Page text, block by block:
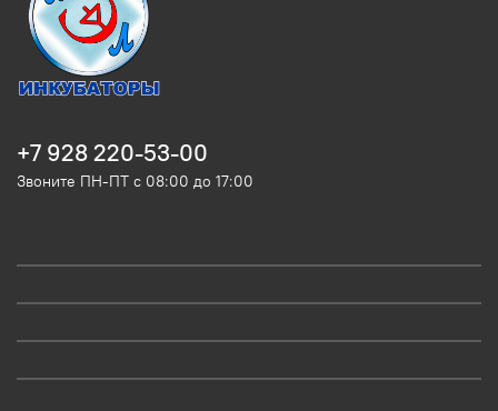
+7 928 220-53-00
Звоните ПН-ПТ с 08:00 до 17:00